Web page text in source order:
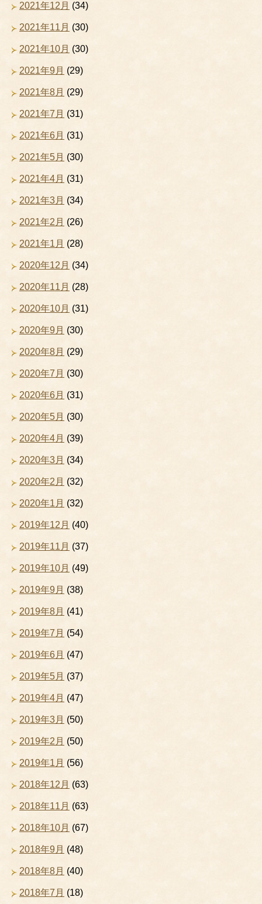
2021年12月 (34)
2021年11月 (30)
2021年10月 (30)
2021年9月 (29)
2021年8月 (29)
2021年7月 (31)
2021年6月 (31)
2021年5月 (30)
2021年4月 (31)
2021年3月 (34)
2021年2月 (26)
2021年1月 (28)
2020年12月 (34)
2020年11月 (28)
2020年10月 (31)
2020年9月 (30)
2020年8月 (29)
2020年7月 (30)
2020年6月 (31)
2020年5月 (30)
2020年4月 (39)
2020年3月 (34)
2020年2月 (32)
2020年1月 (32)
2019年12月 (40)
2019年11月 (37)
2019年10月 (49)
2019年9月 (38)
2019年8月 (41)
2019年7月 (54)
2019年6月 (47)
2019年5月 (37)
2019年4月 (47)
2019年3月 (50)
2019年2月 (50)
2019年1月 (56)
2018年12月 (63)
2018年11月 (63)
2018年10月 (67)
2018年9月 (48)
2018年8月 (40)
2018年7月 (18)